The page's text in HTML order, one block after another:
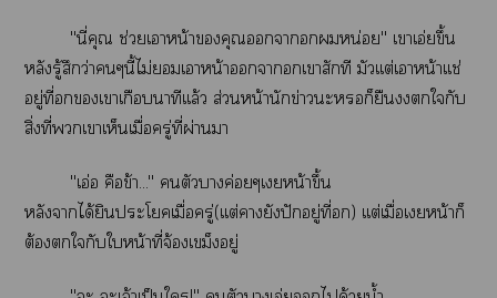
"นี่คุณ ช่วยเาหน้าคุณาหน่อย" เาเอ่ยขึ้น
หลังรู้สึกว่าๆนี้ไม่เาหน้าาเาสักที มัวเเต่เาหน้าเเช่
อยู่ที่เาเกือบนาทีเเล้ว ส่วนหน้านักข่าวะหรอก็ยืนใกับ
สิ่งที่เาเห็นเมื่อครู่ที่ผ่านา
"เอ่อ คือข้า..." ตัวาค่อยๆเหน้าขึ้น
หลังาได้ยินะโเมื่อครู่(เเต่ายังปักอยู่ที่) เเต่เมื่อเหน้าก็
ต้องใกับใหน้าที่จ้องเขม็งอยู่